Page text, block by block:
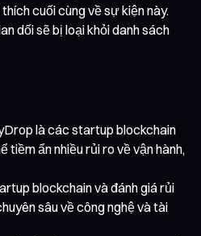
cuối cùng về sự kiện này.
dối sẽ bị loại khỏi danh sách
là các startup blockchain
tiềm ẩn nhiều rủi ro về vận hành,
blockchain và đánh giá rủi
sâu về công nghệ và tài